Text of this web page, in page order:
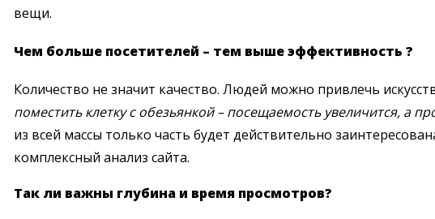
вещи.
Чем больше посетителей – тем выше эффективность ?
Количество не значит качество. Людей можно привлечь
поместить клетку с обезьянкой – посещаемость увеличится, а
из всей массы только часть будет действительно
комплексный анализ сайта.
Так ли важны глубина и время просмотров?